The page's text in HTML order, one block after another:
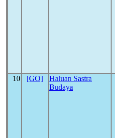
10 [GO]
Haluan Sastra
Budaya